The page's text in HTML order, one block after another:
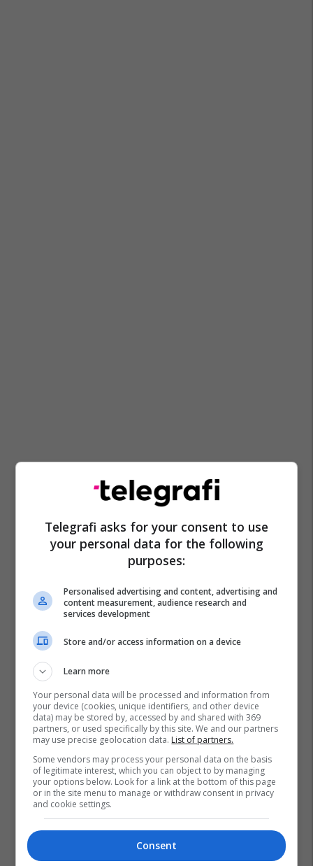
Telegrafi asks for your consent to use
your personal data for the following
purposes:
Personalised advertising and content, advertising and
content measurement, audience research and
services development
Store and/or access information on a device
Learn more
Your personal data will be processed and information from
your device (cookies, unique identifiers, and other device
data) may be stored by, accessed by and shared with 369
partners, or used specifically by this site. We and our partners
may use precise geolocation data. List of partners.
Some vendors may process your personal data on the basis
of legitimate interest, which you can object to by managing
your options below. Look for a link at the bottom of this page
or in the site menu to manage or withdraw consent in privacy
and cookie settings.
Consent